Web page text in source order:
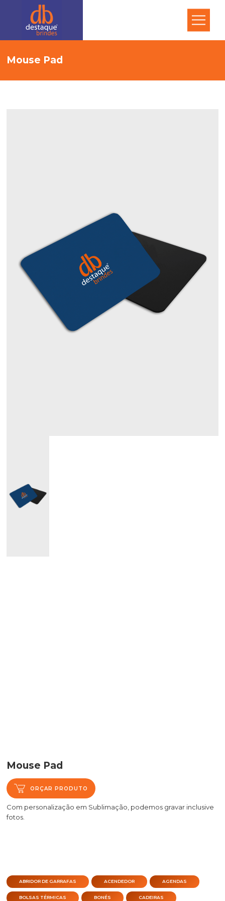
Mouse Pad
Mouse Pad
ORÇAR PRODUTO
Com personalização em Sublimação, podemos gravar inclusive
fotos.
ABRIDOR DE GARRAFAS ACENDEDOR AGENDAS
BOLSAS TÉRMICAS BONÉS CADEIRAS